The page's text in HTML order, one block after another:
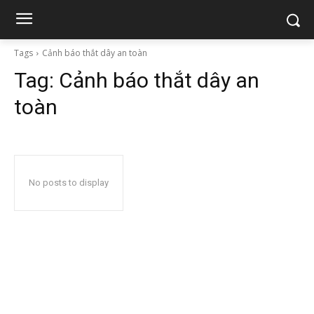
Tags Cảnh báo thắt dây an toàn
Tag: Cảnh báo thắt dây an
toàn
No posts to display